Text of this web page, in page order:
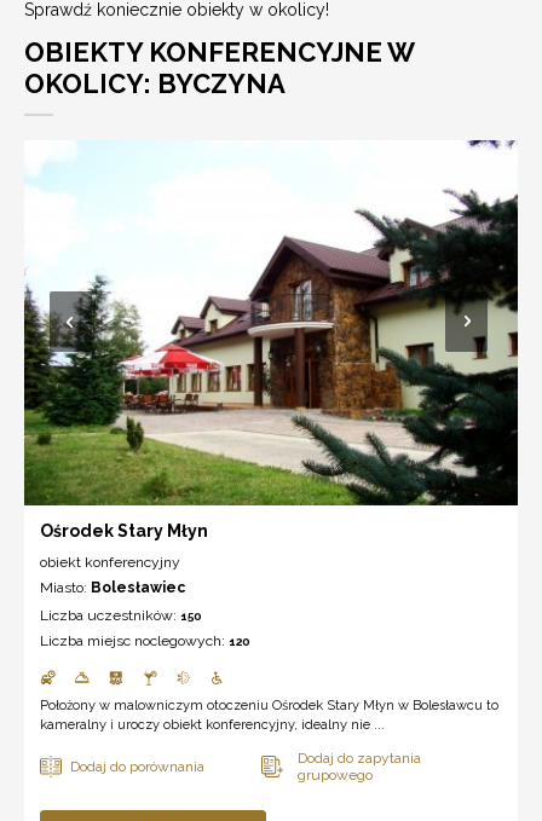
Sprawdź koniecznie obiekty w okolicy!
OBIEKTY KONFERENCYJNE W
OKOLICY: BYCZYNA
Ośrodek Stary Młyn
obiekt konferencyjny
Miasto: Bolesławiec
Liczba uczestników: 150
Liczba miejsc noclegowych: 120
Położony w malowniczym otoczeniu Ośrodek Stary Młyn w Bolesławcu to
kameralny i uroczy obiekt konferencyjny, idealny nie ...